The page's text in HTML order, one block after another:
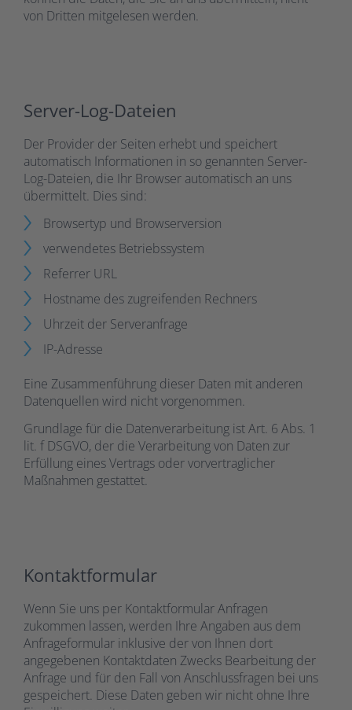
von Dritten mitgelesen werden.
Server-Log-Dateien
Der Provider der Seiten erhebt und speichert
automatisch Informationen in so genannten Server-
Log-Dateien, die Ihr Browser automatisch an uns
übermittelt. Dies sind:
Browsertyp und Browserversion
verwendetes Betriebssystem
Referrer URL
Hostname des zugreifenden Rechners
Uhrzeit der Serveranfrage
IP-Adresse
Eine Zusammenführung dieser Daten mit anderen
Datenquellen wird nicht vorgenommen.
Grundlage für die Datenverarbeitung ist Art. 6 Abs. 1
lit. f DSGVO, der die Verarbeitung von Daten zur
Erfüllung eines Vertrags oder vorvertraglicher
Maßnahmen gestattet.
Kontaktformular
Wenn Sie uns per Kontaktformular Anfragen
zukommen lassen, werden Ihre Angaben aus dem
Anfrageformular inklusive der von Ihnen dort
angegebenen Kontaktdaten Zwecks Bearbeitung der
Anfrage und für den Fall von Anschlussfragen bei uns
gespeichert. Diese Daten geben wir nicht ohne Ihre